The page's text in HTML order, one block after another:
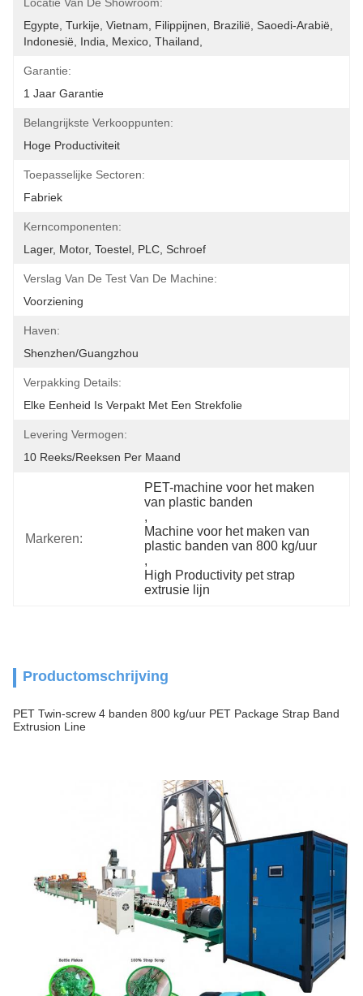
Egypte, Turkije, Vietnam, Filippijnen, Brazilië, Saoedi-Arabië,
Indonesië, India, Mexico, Thailand,
Garantie:
1 Jaar Garantie
Belangrijkste Verkooppunten:
Hoge Productiviteit
Toepasselijke Sectoren:
Fabriek
Kerncomponenten:
Lager, Motor, Toestel, PLC, Schroef
Verslag Van De Test Van De Machine:
Voorziening
Haven:
Shenzhen/Guangzhou
Verpakking Details:
Elke Eenheid Is Verpakt Met Een Strekfolie
Levering Vermogen:
10 Reeks/Reeksen Per Maand
Markeren:
PET-machine voor het maken
van plastic banden
,
Machine voor het maken van
plastic banden van 800 kg/uur
,
High Productivity pet strap
extrusie lijn
Productomschrijving
PET Twin-screw 4 banden 800 kg/uur PET Package Strap Band
Extrusion Line